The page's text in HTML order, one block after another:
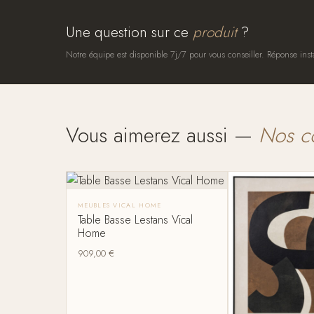
Une question sur ce produit?
Notre équipe est disponible 7j/7 pour vous conseiller. Réponse
Vous aimerez aussi — Nos
MEUBLES VICAL HOME
Table Basse Lestans Vical
Home
909,00€